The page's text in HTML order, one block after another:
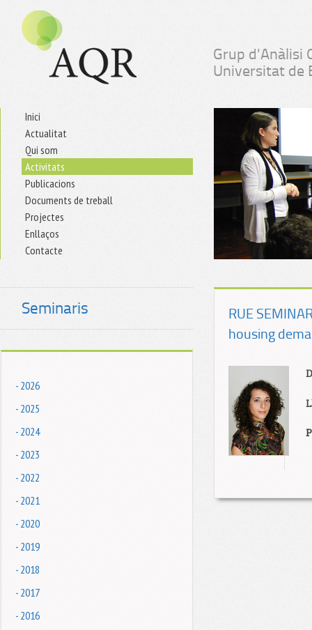
Grup d'Anàlisi
Universitat de
Inici
Actualitat
Qui som
Activitats
Publicacions
Documents de treball
Projectes
Enllaços
Contacte
Seminaris
- 2026
- 2025
- 2024
- 2023
- 2022
- 2021
- 2020
- 2019
- 2018
- 2017
- 2016
RUE
housing